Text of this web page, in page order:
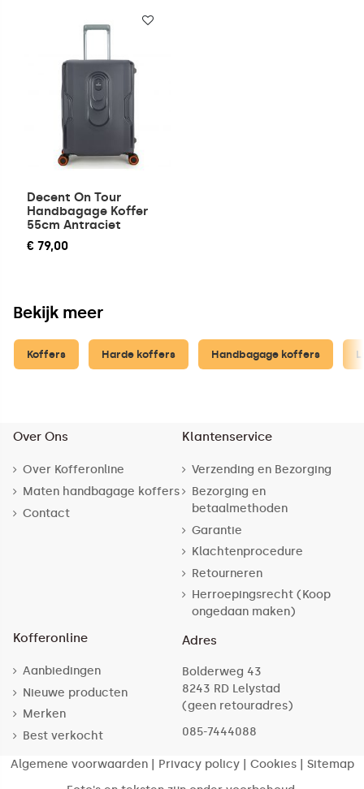
Decent On Tour
Handbagage Koffer
55cm Antraciet
€ 79,00
Bekijk meer
Koffers Harde koffers Handbagage koffers
Over Ons
Over Kofferonline
Maten handbagage koffers
Contact
Klantenservice
Verzending en Bezorging
Bezorging en
betaalmethoden
Garantie
Klachtenprocedure
Retourneren
Herroepingsrecht (Koop
ongedaan maken)
Kofferonline
Aanbiedingen
Nieuwe producten
Merken
Best verkocht
Adres
Bolderweg 43
8243 RD Lelystad
(geen retouradres)
085-7444088
Algemene voorwaarden| Privacy policy| Cookies| Sitemap